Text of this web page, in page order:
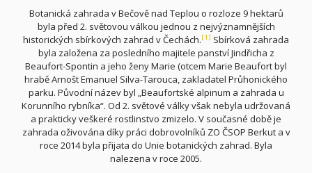
Botanická zahrada v Bečově nad Teplou o rozloze 9 hektarů
byla před 2. světovou válkou jednou z nejvýznamnějších
historických sbírkových zahrad v Čechách.[1] Sbírková zahrada
byla založena za posledního majitele panstvíJindřicha z
Beaufort-Spontin a jeho ženy Marie (otcem Marie Beaufort byl
hraběArnošt Emanuel Silva-Tarouca, zakladatel Průhonického
parku. Původní název byl „Beaufortské alpinum a zahrada u
Korunního rybníka“. Od 2. světové války však nebyla udržovaná
a prakticky veškeré rostlinstvo zmizelo. V současné době je
zahrada oživována díky práci dobrovolníků ZO ČSOP Berkut a v
roce 2014 byla přijata do Unie botanických zahrad. Byla
nalezena v roce 2005.